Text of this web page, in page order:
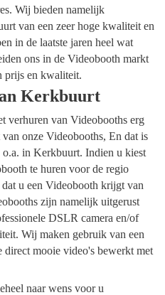
Wij bieden namelijk
van een zeer hoge kwaliteit en
in de laatste jaren heel wat
ons in de Videobooth markt
prijs en kwaliteit.
Kerkbuurt
verhuren van Videobooths erg
onze Videobooths, En dat is
in Kerkbuurt. Indien u kiest
te huren voor de regio
u een Videobooth krijgt van
zijn namelijk uitgerust
DSLR camera en/of
Wij maken gebruik van een
direct mooie video's bewerkt met
naar wens voor u